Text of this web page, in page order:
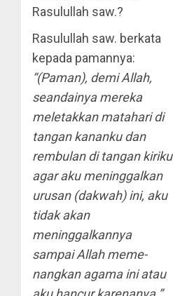
Rasulullah saw.?
Rasulullah saw. berkata
kepada pamannya:
“(Paman), demi Allah,
seandainya mereka
meletakkan matahari di
tangan kananku dan
rembulan di tangan kiriku
agar aku meninggalkan
urusan (dakwah) ini, aku
tidak akan
meninggalkannya
sampai Allah meme­
nangkan agama ini atau